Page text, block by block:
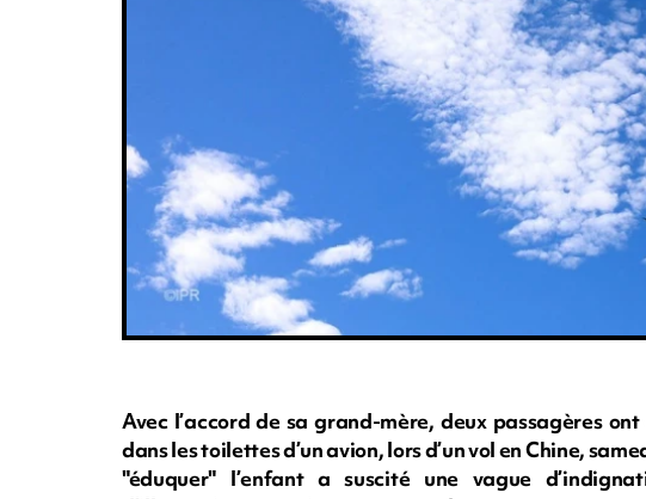
Avec l’accord de sa grand-mère, deux passagères
dans les toilettes d’un avion, lors d’un vol en Chine,
"éduquer" l’enfant a suscité une vague